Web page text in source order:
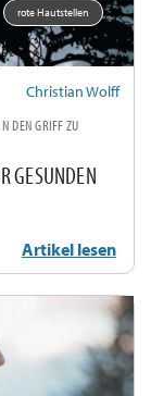
rote Hautstellen
Christian Wolff
DEN GRIFF ZU
GESUNDEN
Artikel lesen